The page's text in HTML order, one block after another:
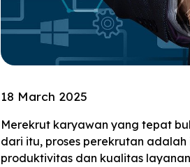
18 March 2025
Merekrut karyawan yang tepat
dari itu, proses perekrutan
produktivitas dan kualitas